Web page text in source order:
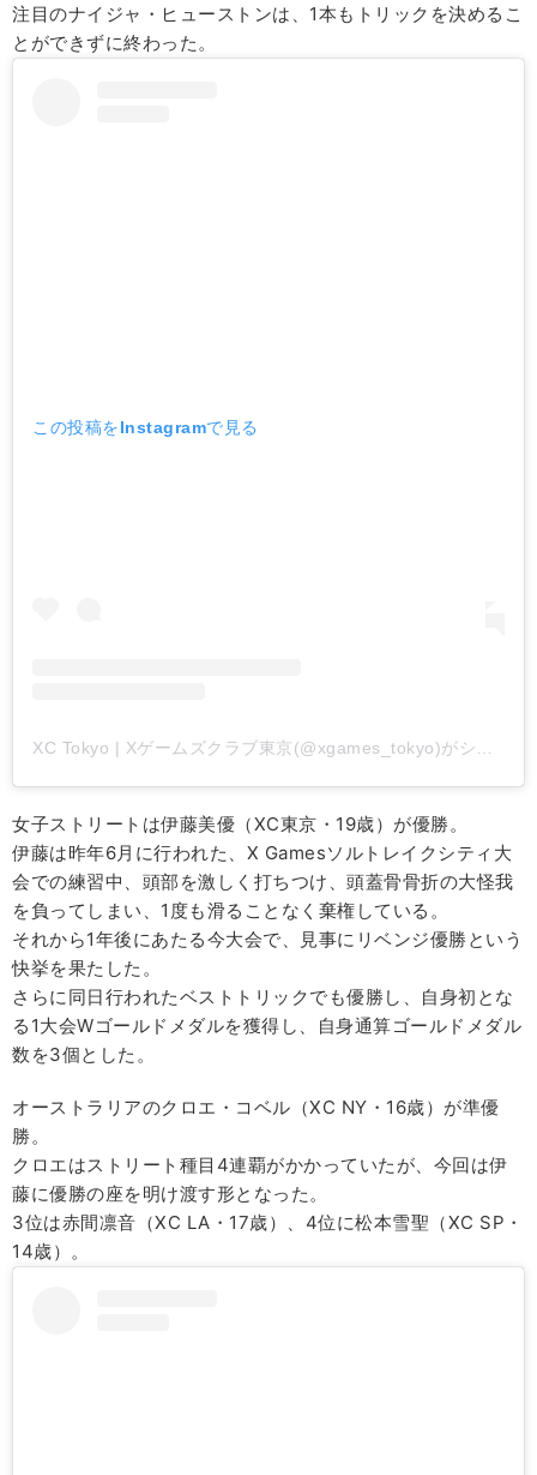
注目のナイジャ・ヒューストンは、1本もトリックを決めるこ
とができずに終わった。
この投稿をInstagramで見る
女子ストリートは伊藤美優（XC東京・19歳）が優勝。
伊藤は昨年6月に行われた、X Gamesソルトレイクシティ大
会での練習中、頭部を激しく打ちつけ、頭蓋骨骨折の大怪我
を負ってしまい、1度も滑ることなく棄権している。
それから1年後にあたる今大会で、見事にリベンジ優勝という
快挙を果たした。
さらに同日行われたベストトリックでも優勝し、自身初とな
る1大会Wゴールドメダルを獲得し、自身通算ゴールドメダル
数を3個とした。
オーストラリアのクロエ・コベル（XC NY・16歳）が準優
勝。
クロエはストリート種目4連覇がかかっていたが、今回は伊
藤に優勝の座を明け渡す形となった。
3位は赤間凛音（XC LA・17歳）、4位に松本雪聖（XC SP・
14歳）。